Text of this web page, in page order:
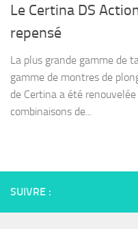
Le Certina DS
repensé
La plus grande gamme de
gamme de montres de
de Certina a été
combinaisons de...
SUIVRE :